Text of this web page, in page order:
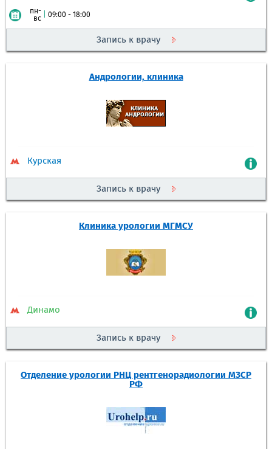
пн-
вс
09:00 - 18:00
Запись к врачу
Андрологии, клиника
Курская
Запись к врачу
Клиника урологии МГМСУ
Динамо
Запись к врачу
Отделение урологии РНЦ рентгенорадиологии МЗСР
РФ